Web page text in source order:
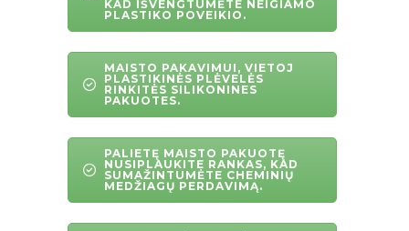
KAD IŠVENGTUMĖTE NEIGIAMO
PLASTIKO POVEIKIO.
MAISTO PAKAVIMUI, VIETOJ
PLASTIKINĖS PLĖVELĖS
RINKITĖS SILIKONINES
PAKUOTES.
PALIETĘ MAISTO PAKUOTĘ
NUSIPLAUKITE RANKAS, KAD
SUMAŽINTUMĖTE CHEMINIŲ
MEDŽIAGŲ PERDAVIMĄ.